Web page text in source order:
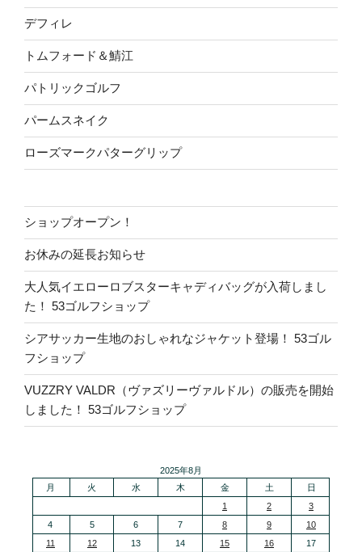
デフィレ
トムフォード＆鯖江
パトリックゴルフ
パームスネイク
ローズマークパターグリップ
ショップオープン！
お休みの延長お知らせ
大人気イエローロブスターキャディバッグが入荷しまし
た！ 53ゴルフショップ
シアサッカー生地のおしゃれなジャケット登場！ 53ゴル
フショップ
VUZZRY VALDR（ヴァズリーヴァルドル）の販売を開始
しました！ 53ゴルフショップ
2025年8月
月
火 水 木 金 土
日
1
2
3
4
5 6 7 8 9
10
11
12 13 14 15 16
17